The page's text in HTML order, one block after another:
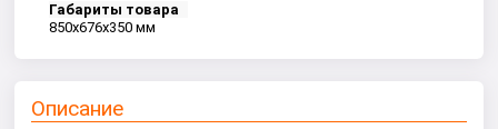
Габариты товара
850x676x350 мм
Описание